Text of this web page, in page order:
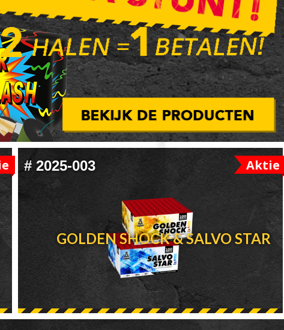
#2025-003 Aktie
GOLDEN SHOCK & SALVO STAR